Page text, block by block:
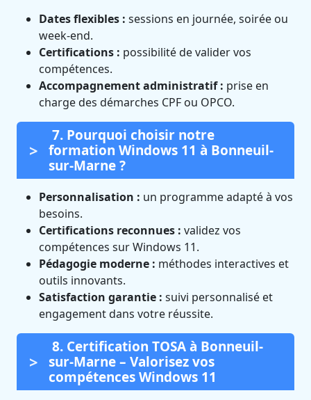
Dates flexibles : sessions en journée, soirée ou
week-end.
Certifications : possibilité de valider vos
compétences.
Accompagnement administratif : prise en
charge des démarches CPF ou OPCO.
7. Pourquoi choisir notre
formation Windows 11 à Bonneuil-
sur-Marne ?
Personnalisation : un programme adapté à vos
besoins.
Certifications reconnues : validez vos
compétences sur Windows 11.
Pédagogie moderne : méthodes interactives et
outils innovants.
Satisfaction garantie : suivi personnalisé et
engagement dans votre réussite.
8. Certification TOSA à Bonneuil-
sur-Marne – Valorisez vos
compétences Windows 11